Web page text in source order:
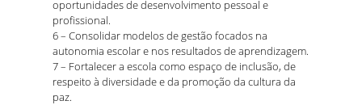
oportunidades de desenvolvimento pessoal e
profissional.
6 – Consolidar modelos de gestão focados na
autonomia escolar e nos resultados de aprendizagem.
7 – Fortalecer a escola como espaço de inclusão, de
respeito à diversidade e da promoção da cultura da
paz.